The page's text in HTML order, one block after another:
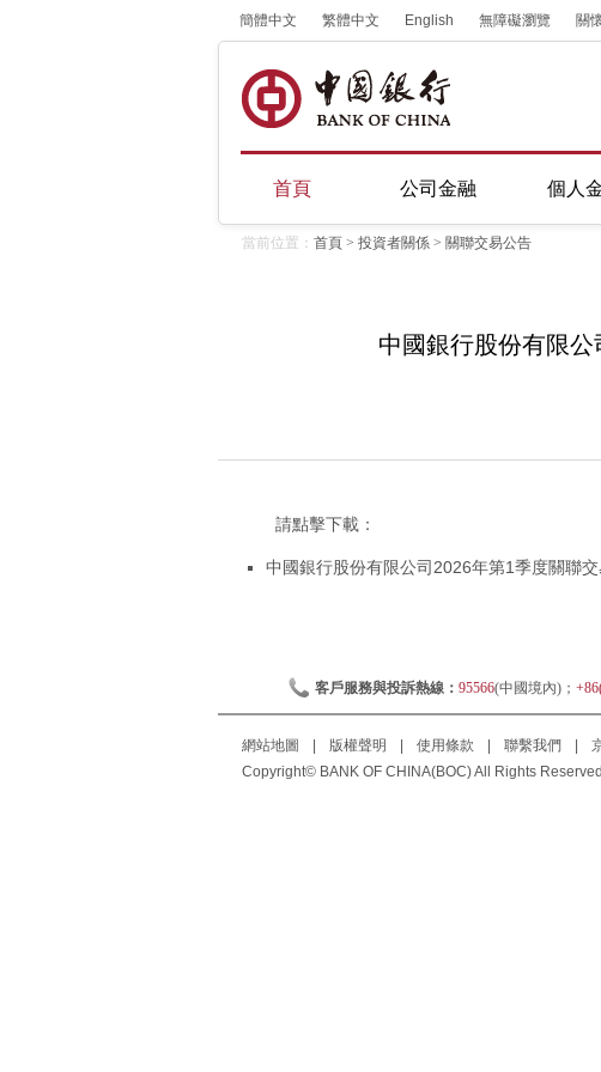
簡體中文 繁體中文 English 無障礙瀏覽 關
首頁 公司金融 個人
當前位置： 首頁 > 投資者關係 > 關聯交易公告
中國銀行股份有限
請點擊下載：
中國銀行股份有限公司2026年第1季度關聯
客戶服務與投訴熱線： 95566(中國境內)；
網站地圖 版權聲明 使用條款 聯繫我們
Copyright© BANK OF CHINA(BOC) All Rights